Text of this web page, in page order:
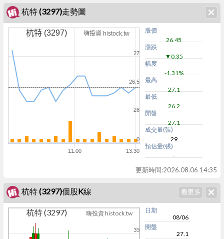
杭特 (3297)走勢圖
杭特 (3297) 嗨投資 histock.tw
11:00 13:30
26
26.5
27
0
股價
26.45
漲跌
▼0.35
幅度
-1.31%
最高
27.1
最低
26.2
開盤
27.1
成交量(張)
29
預估量(張)
-
更新時間:2026.08.06 14:35
杭特 (3297)個股K線
杭特 (3297) 嗨投資 histock.tw
35
日期
08/06
開盤
27.1